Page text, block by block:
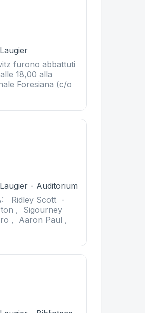
furono abbattuti
18,00 alla
Foresiana (c/o
- Auditorium
Ridley Scott -
, Sigourney
, Aaron Paul ,